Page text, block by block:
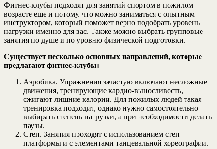
Фитнес-клубы подходят для занятий спортом в пожилом
возрасте еще и потому, что можно заниматься с опытным
инструктором, который поможет верно подобрать уровень
нагрузки именно для вас. Также можно выбрать групповые
занятия по душе и по уровню физической подготовки.
Существует несколько основных направлений, которые
предлагают фитнес-клубы:
Аэробика. Упражнения зачастую включают несложные
движения, тренирующие кардио-выносливость,
сжигают лишние калории. Для пожилых людей такая
тренировка подходит, однако нужно самостоятельно
выбирать степень нагрузки, а при необходимости делать
паузы.
Степ. Занятия проходят с использованием степ
платформы и с элементами танцевальной хореографии.